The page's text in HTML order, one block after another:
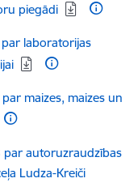
piegādi
laboratorijas
maizes, maizes un
autoruzraudzības
Ludza-Kreiči